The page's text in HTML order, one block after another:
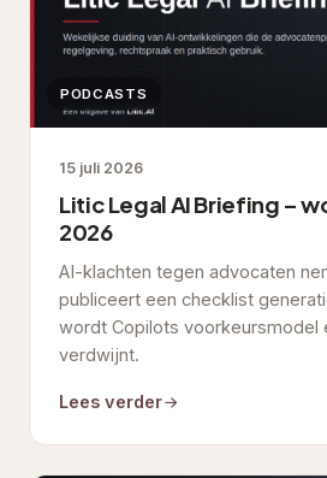
PODCASTS
15 juli 2026
Litic Legal AI Briefing –
2026
AI-klachten tegen advocaten
publiceert een checklist
wordt Copilots voorkeursmodel
verdwijnt.
Lees verder